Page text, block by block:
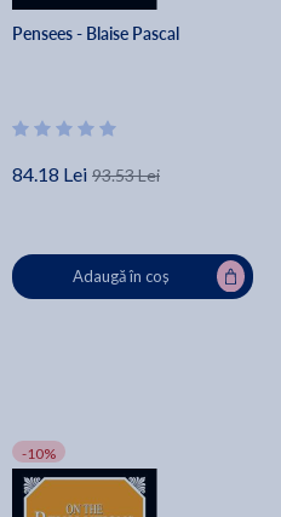
Pensees - Blaise Pascal
84.18 Lei 93.53 Lei
Adaugă în coș
-10%